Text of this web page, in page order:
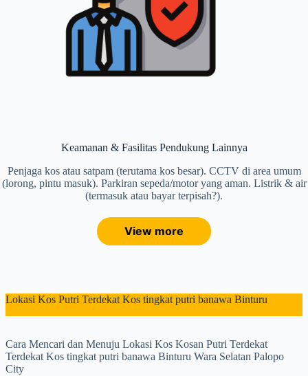
Keamanan & Fasilitas Pendukung Lainnya
Penjaga kos atau satpam (terutama kos besar). CCTV di area umum
(lorong, pintu masuk). Parkiran sepeda/motor yang aman. Listrik & air
(termasuk atau bayar terpisah?).
View more
Lokasi Kos Putri Terdekat Kos tingkat putri banawa Binturu
Cara Mencari dan Menuju Lokasi Kos Kosan Putri Terdekat
Terdekat Kos tingkat putri banawa Binturu Wara Selatan Palopo
City